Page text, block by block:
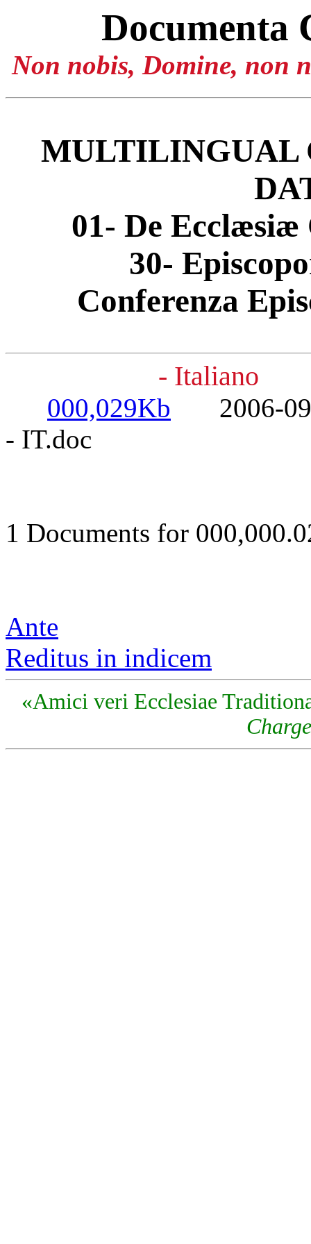
Documenta
Non nobis, Domine, non
MULTILINGUAL
01- De
30-
Conferenza
- Italiano
000,029Kb 2006-09-
- IT.doc
1 Documents for
Ante
Reditus in indicem
«Amici veri Ecclesiae